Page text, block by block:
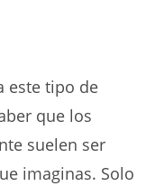
este tipo de
que los
suelen ser
imaginas. Solo